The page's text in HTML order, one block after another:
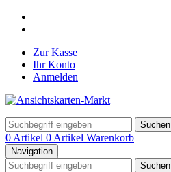
Zur Kasse
Ihr Konto
Anmelden
Suchen
0 Artikel 0 Artikel Warenkorb
Navigation
Suchen